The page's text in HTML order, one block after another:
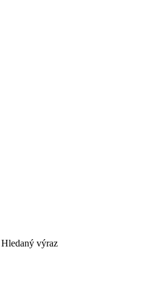
Hledaný výraz